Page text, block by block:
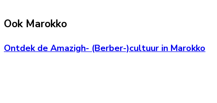
Ook Marokko
Ontdek de Amazigh- (Berber-)cultuur in Marokko